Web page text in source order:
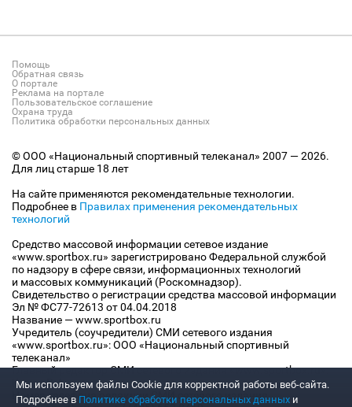
Помощь
Обратная связь
О портале
Реклама на портале
Пользовательское соглашение
Охрана труда
Политика обработки персональных данных
© ООО «Национальный спортивный телеканал» 2007 — 2026.
Для лиц старше 18 лет
На сайте применяются рекомендательные технологии.
Подробнее в Правилах применения рекомендательных
технологий
Средство массовой информации сетевое издание
«www.sportbox.ru» зарегистрировано Федеральной службой
по надзору в сфере связи, информационных технологий
и массовых коммуникаций (Роскомнадзор).
Свидетельство о регистрации средства массовой информации
Эл № ФС77-72613 от 04.04.2018
Название — www.sportbox.ru
Учредитель (соучредители) СМИ сетевого издания
«www.sportbox.ru»: ООО «Национальный спортивный
телеканал»
Главный редактор СМИ сетевого издания «www.sportbox.ru»:
Конов В.А.
Номер телефона редакции СМИ сетевого издания
Мы используем файлы Сookie для корректной работы веб-сайта.
Подробнее в Политике обработки персональных данных и